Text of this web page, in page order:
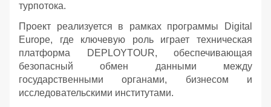
турпотока.
Проект реализуется в рамках программы Digital
Europe, где ключевую роль играет техническая
платформа DEPLOYTOUR, обеспечивающая
безопасный обмен данными между
государственными органами, бизнесом и
исследовательскими институтами.